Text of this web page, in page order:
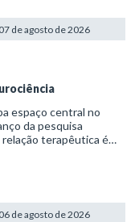
07 de agosto de 2026
da pesquisa
terapêutica é
06 de agosto de 2026